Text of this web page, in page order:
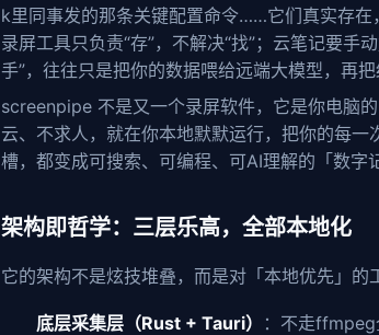
k里同事发的那条关键配置命令……它们真实存
录屏工具只负责“存”，不解决“找”；云笔记要
手”，往往只是把你的数据喂给远端大模型，再
screenpipe 不是又一个录屏软件，它是你电脑
云、不求人，就在你本地默默运行，把你的每
槽，都变成可搜索、可编程、可AI理解的「数字
架构即哲学：三层乐高，全部本地化
它的架构不是炫技堆叠，而是对「本地优先」的
底层采集层（Rust + Tauri） ：不走ffmpeg